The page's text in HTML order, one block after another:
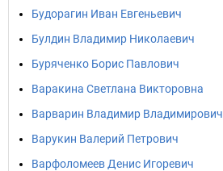
Будорагин Иван Евгеньевич
Булдин Владимир Николаевич
Буряченко Борис Павлович
Варакина Светлана Викторовна
Варварин Владимир Владимирович
Варукин Валерий Петрович
Варфоломеев Денис Игоревич